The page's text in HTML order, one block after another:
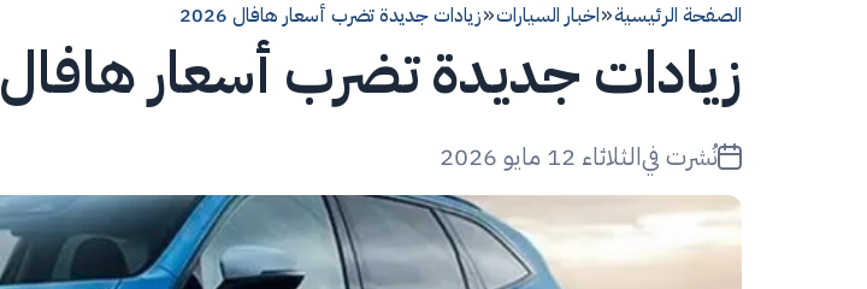
الصفحة الرئيسية اخبار السيارات زيادات جديدة تضرب أسعار هافال 2026
زيادات جديدة تضرب أسعار هافال 2026
نُشرت فيالثلاثاء 12 مايو 2026